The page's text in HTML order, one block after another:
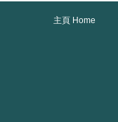
主頁 Home